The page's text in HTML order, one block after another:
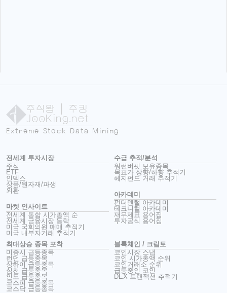
주식왕 | 주킹
JooKing.net
Extreme Stock Data Mining
전세계 투자시장
주식
ETF
인덱스
상품/원자재/파생
외환
마켓 인사이트
전세계 통합 시가총액 순
전세계 금융시장 등락
미국 국회의원 매매 추적기
미국 내부자거래 추적기
수급 추적/분석
워런버핏 보유종목
목표가 상향/하향 추적기
헤지펀드 거래 추적기
아카데미
펀더멘털 아카데미
테크니컬 아카데미
재무제표 용어집
투자공식 용어집
최대상승 종목 포착
미증시 급등종목
런던 급등종목
상하이 급등종목
심천 급등종목
인도 급등종목
코스피 급등종목
코스닥 급등종목
블록체인 / 크립토
코인시장 스냅
코인 시가총액 순위
코인거래소 순위
급등중인 코인
DEX 트랜잭션 추적기